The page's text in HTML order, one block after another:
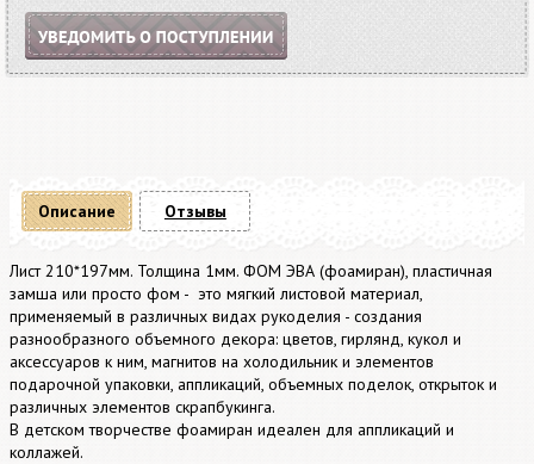
Описание
Лист 210*197мм. Толщина 1мм. ФОМ ЭВА (фоамиран), пластичная
замша или просто фом - это мягкий листовой материал,
применяемый в различных видах рукоделия - создания
разнообразного объемного декора: цветов, гирлянд, кукол и
аксессуаров к ним, магнитов на холодильник и элементов
подарочной упаковки, аппликаций, объемных поделок, открыток и
различных элементов скрапбукинга.
В детском творчестве фоамиран идеален для аппликаций и
коллажей.
Отзывы